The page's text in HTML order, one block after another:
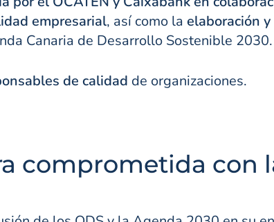
empresarial, así como la elaboración
Canaria de Desarrollo Sostenible 2030.
de calidad de organizaciones.
comprometida con